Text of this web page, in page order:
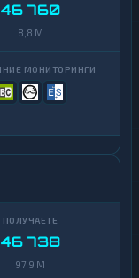
46 760
8,8 M
46 738
97,9 M